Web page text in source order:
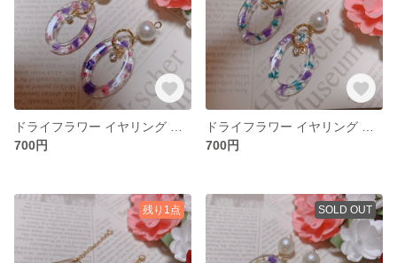
700円
700円
残り1点 SOLD OUT